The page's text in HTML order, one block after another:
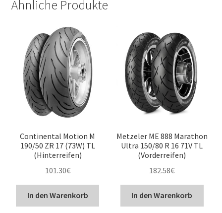
Ähnliche Produkte
Continental Motion M
190/50 ZR 17 (73W) TL
(Hinterreifen)
101.30€
In den Warenkorb
Metzeler ME 888 Marathon
Ultra 150/80 R 16 71V TL
(Vorderreifen)
182.58€
In den Warenkorb